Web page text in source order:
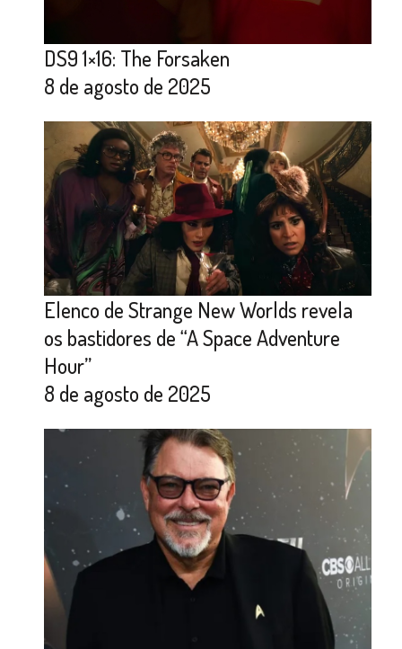
DS9 1×16: The Forsaken
8 de agosto de 2025
Elenco de Strange New Worlds revela
os bastidores de “A Space Adventure
Hour”
8 de agosto de 2025